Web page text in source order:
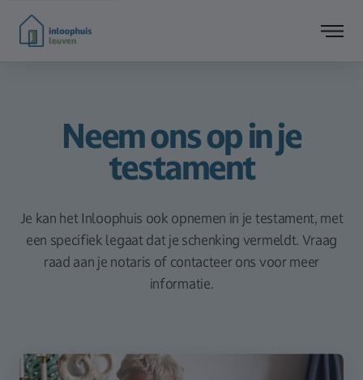
Neem ons op in je
testament
Je kan het Inloophuis ook opnemen in je testament, met
een specifiek legaat dat je schenking vermeldt. Vraag
raad aan je notaris of contacteer ons voor meer
informatie.